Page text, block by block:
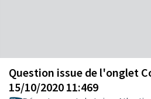
Question issue de l'onglet
15/10/2020 11:469